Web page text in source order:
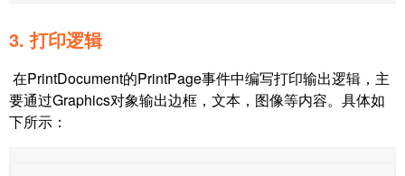
3. 打印逻辑
在PrintDocument的PrintPage事件中编写打印输出逻辑，主
要通过Graphics对象输出边框，文本，图像等内容。具体如
下所示：